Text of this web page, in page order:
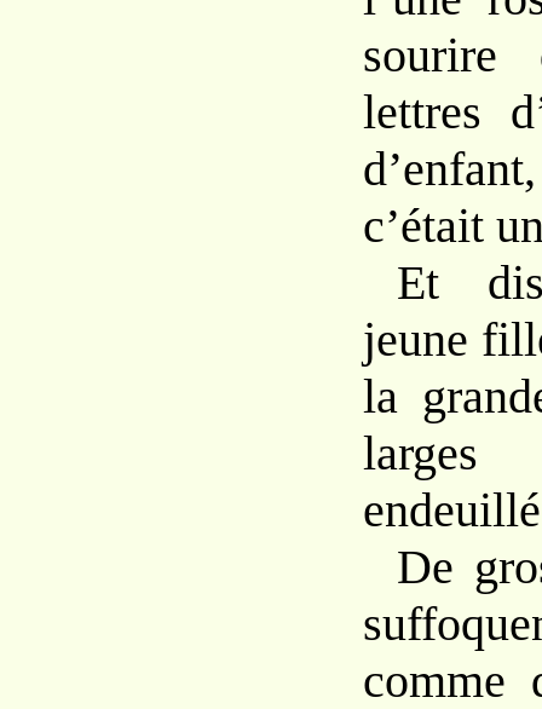
sourire
lettres
c’était
Et
jeune
la
larges
De
comme